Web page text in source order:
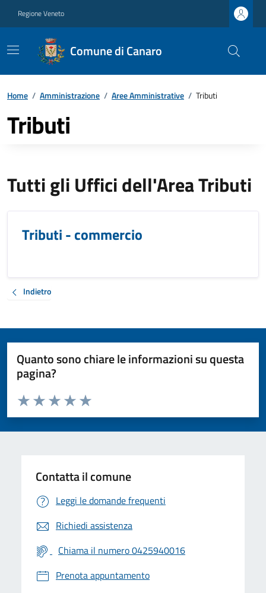
Regione Veneto
Comune di Canaro
Home / Amministrazione / Aree Amministrative / Tributi
Tributi
Tutti gli Uffici dell'Area Tributi
Tributi - commercio
Indietro
Quanto sono chiare le informazioni su questa
pagina?
Valuta da 1 a 5 stelle la pagina
Valuta 5 stelle su 5
Valuta 4 stelle su 5
Valuta 3 stelle su 5
Valuta 2 stelle su 5
Valuta 1 stelle su 5
Contatta il comune
Leggi le domande frequenti
Richiedi assistenza
Chiama il numero 0425940016
Prenota appuntamento